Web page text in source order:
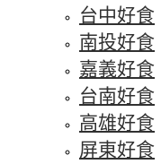
台中好食
南投好食
嘉義好食
台南好食
高雄好食
屏東好食